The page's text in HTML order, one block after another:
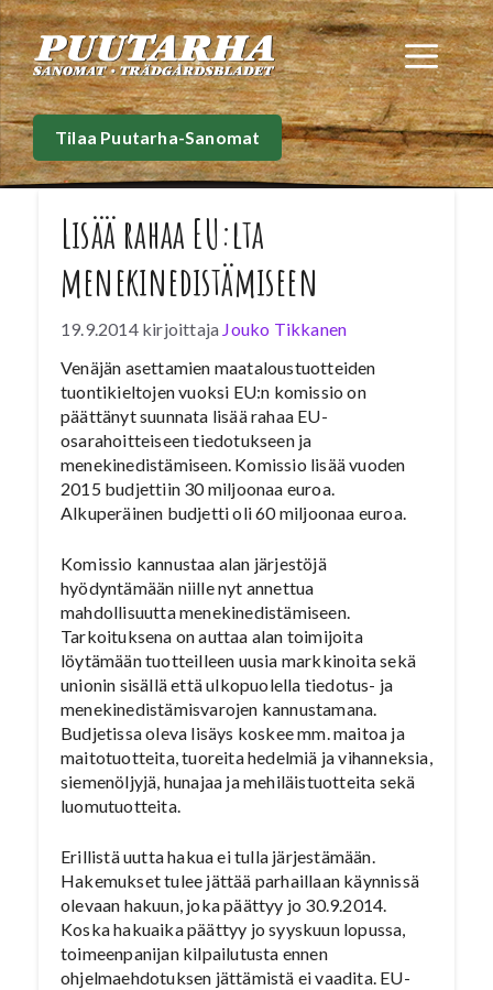
Siirry
sisältöön
Tilaa Puutarha-Sanomat
Lisää rahaa EU:lta
menekinedistämiseen
19.9.2014 kirjoittaja Jouko Tikkanen
Venäjän asettamien maataloustuotteiden
tuontikieltojen vuoksi EU:n komissio on
päättänyt suunnata lisää rahaa EU-
osarahoitteiseen tiedotukseen ja
menekinedistämiseen. Komissio lisää vuoden
2015 budjettiin 30 miljoonaa euroa.
Alkuperäinen budjetti oli 60 miljoonaa euroa.
Komissio kannustaa alan järjestöjä
hyödyntämään niille nyt annettua
mahdollisuutta menekinedistämiseen.
Tarkoituksena on auttaa alan toimijoita
löytämään tuotteilleen uusia markkinoita sekä
unionin sisällä että ulkopuolella tiedotus- ja
menekinedistämisvarojen kannustamana.
Budjetissa oleva lisäys koskee mm. maitoa ja
maitotuotteita, tuoreita hedelmiä ja vihanneksia,
siemenöljyjä, hunajaa ja mehiläistuotteita sekä
luomutuotteita.
Erillistä uutta hakua ei tulla järjestämään.
Hakemukset tulee jättää parhaillaan käynnissä
olevaan hakuun, joka päättyy jo 30.9.2014.
Koska hakuaika päättyy jo syyskuun lopussa,
toimeenpanijan kilpailutusta ennen
ohjelmaehdotuksen jättämistä ei vaadita. EU-